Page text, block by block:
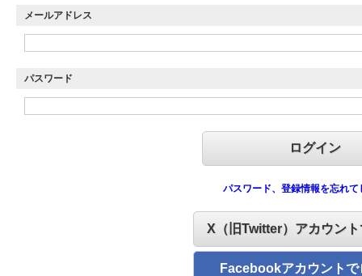
メールアドレス
パスワード
パスワード、登録情報を忘れて
X（旧Twitter）アカウン
Facebookアカウントで